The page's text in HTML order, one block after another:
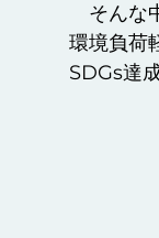
そんな
環境負荷
SDGs達